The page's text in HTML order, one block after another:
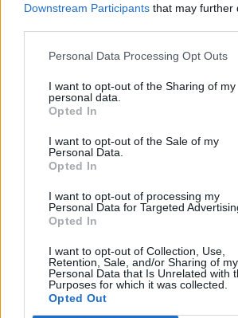
Downstream Participants that may further
Personal Data Processing Opt Outs
I want to opt-out of the Sharing of my
personal data.
Opted In
I want to opt-out of the Sale of my
Personal Data.
Opted In
I want to opt-out of processing my
Personal Data for Targeted
Opted In
I want to opt-out of Collection, Use,
Retention, Sale, and/or Sharing of my
Personal Data that Is Unrelated with
Purposes for which it was collected.
Opted Out
Esim for Global|Esim for Europe
Esim for USA
for Turkey|Esim for Germany|
for Asia|Esim for World Cup 2026|
|
Emirates|Esim for Balkans|Esim
for China|Esim for United Kingdom
Esim for Latin America |Esim for
Cooperation Council